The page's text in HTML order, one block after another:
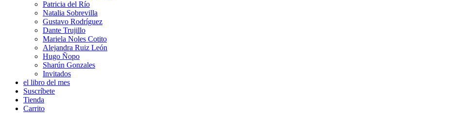
Patricia del Río
Natalia Sobrevilla
Gustavo Rodríguez
Dante Trujillo
Mariela Noles Cotito
Alejandra Ruiz León
Hugo Ñopo
Sharún Gonzales
Invitados
el libro del mes
Suscríbete
Tienda
Carrito